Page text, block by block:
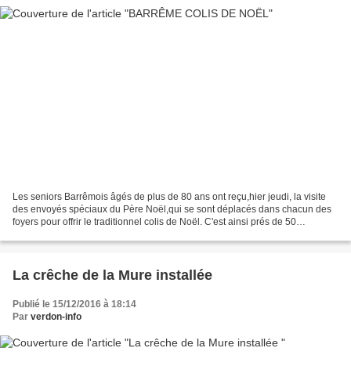
Les seniors Barrêmois âgés de plus de 80 ans ont reçu,hier jeudi, la visite
des envoyés spéciaux du Père Noël,qui se sont déplacés dans chacun des
foyers pour offrir le traditionnel colis de Noël. C'est ainsi prés de 50
La crêche de la Mure installée
Publié le 15/12/2016 à 18:14
Par verdon-info